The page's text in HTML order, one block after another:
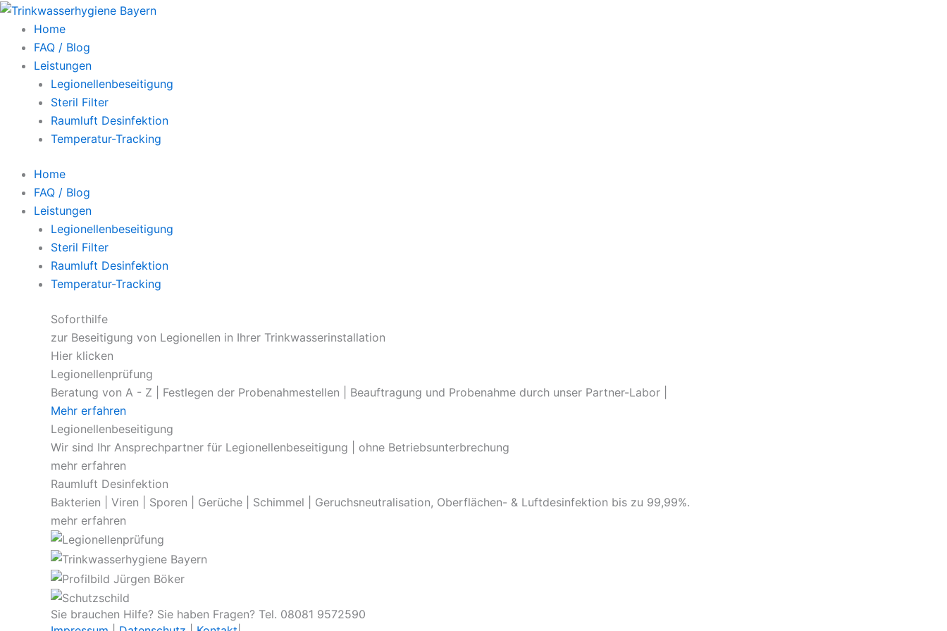
Zum
Inhalt
springen
Home
FAQ / Blog
Leistungen
Legionellenbeseitigung
Steril Filter
Raumluft Desinfektion
Temperatur-Tracking
Home
FAQ / Blog
Leistungen
Legionellenbeseitigung
Steril Filter
Raumluft Desinfektion
Temperatur-Tracking
Soforthilfe
zur Beseitigung von Legionellen in Ihrer Trinkwasserinstallation
Hier klicken
Legionellenprüfung
Beratung von A - Z | Festlegen der Probenahmestellen | Beauftragung und Probenahme durch unser Partner-Labor |
Mehr erfahren
Legionellenbeseitigung
Wir sind Ihr Ansprechpartner für Legionellenbeseitigung | ohne Betriebsunterbrechung
mehr erfahren
Raumluft Desinfektion
Bakterien | Viren | Sporen | Gerüche | Schimmel | Geruchsneutralisation, Oberflächen- & Luftdesinfektion bis zu 99,99%.
mehr erfahren
Sie brauchen Hilfe? Sie haben Fragen? Tel. 08081 9572590